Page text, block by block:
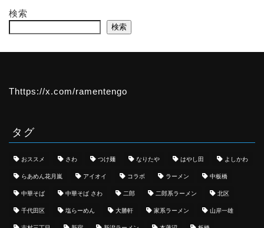
検索
検索
Thttps://x.com/ramentengo
タグ
おススメ さわ つけ麺 なりたや はやし田 よしかわ
らあめん花月嵐 アイオイ コラボ ラーメン 中板橋
中華そば 中華そば さわ 二郎 二郎系ラーメン 北区
千代田区 塩らーめん 大勝軒 家系ラーメン 山岸一雄